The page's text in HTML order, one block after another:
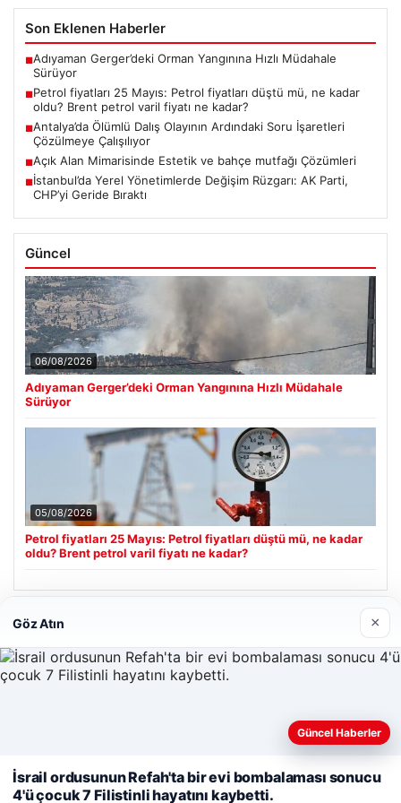
Son Eklenen Haberler
■Adıyaman Gerger’deki Orman Yangınına Hızlı Müdahale
Sürüyor
■Petrol fiyatları 25 Mayıs: Petrol fiyatları düştü mü, ne kadar
oldu? Brent petrol varil fiyatı ne kadar?
■Antalya’da Ölümlü Dalış Olayının Ardındaki Soru İşaretleri
Çözülmeye Çalışılıyor
■Açık Alan Mimarisinde Estetik ve bahçe mutfağı Çözümleri
■İstanbul’da Yerel Yönetimlerde Değişim Rüzgarı: AK Parti,
CHP’yi Geride Bıraktı
Güncel
06/08/2026
Adıyaman Gerger’deki Orman Yangınına Hızlı Müdahale
Sürüyor
05/08/2026
Petrol fiyatları 25 Mayıs: Petrol fiyatları düştü mü, ne kadar
oldu? Brent petrol varil fiyatı ne kadar?
Son Eklenen Firmalar
Web sitemizi nasıl kullandığınızı daha iyi anlayabilmek,
kullanıyoruz.Çerez Politikamız
Göz Atın ×
Güncel Haberler
İsrail ordusunun Refah'ta bir evi bombalaması sonucu
4'ü çocuk 7 Filistinli hayatını kaybetti.